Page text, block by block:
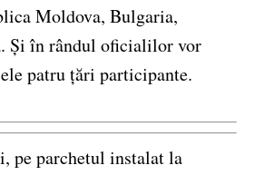
Moldova, Bulgaria,
Și în rândul oficialilor vor
patru țări participante.
pe parchetul instalat la